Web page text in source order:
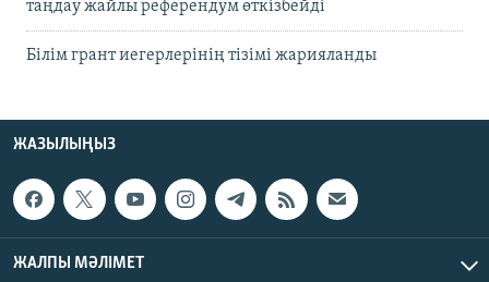
таңдау жайлы референдум өткізбейді
Білім грант иегерлерінің тізімі жарияланды
ЖАЗЫЛЫҢЫЗ
ЖАЛПЫ МӘЛІМЕТ